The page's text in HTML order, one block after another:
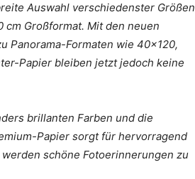
Auswahl verschiedenster Größen
Großformat. Mit den neuen
Panorama-Formaten wie 40×120,
Papier bleiben jetzt jedoch keine
brillanten Farben und die
Papier sorgt für hervorragend
schöne Fotoerinnerungen zu